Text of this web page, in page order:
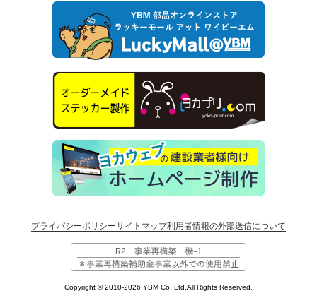
プライバシーポリシーサイトマップ利用者情報の外部送信について
Copyright © 2010-2026 YBM Co.,Ltd.All Rights Reserved.